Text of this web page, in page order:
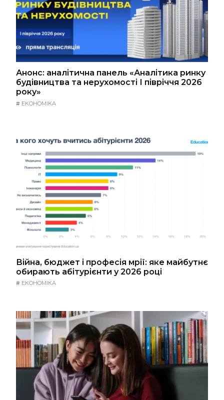
Анонс: аналітична панель «Аналітика ринку
будівництва та нерухомості І півріччя 2026
року»
# ЕКОНОМІКА
Війна, бюджет і професія мрії: яке майбутнє
обирають абітурієнти у 2026 році
# ЕКОНОМІКА